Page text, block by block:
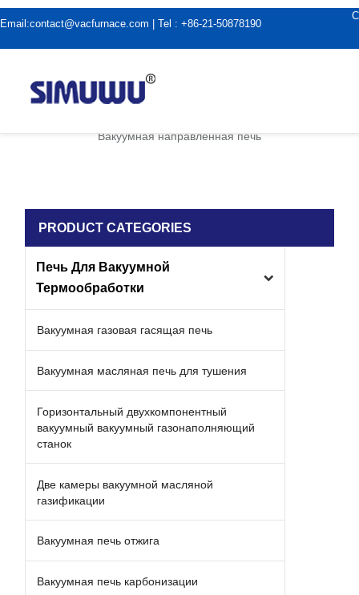
Email:contact@vacfurnace.com | Tel : +86-21-50878190
Вакуумная направленная печь
PRODUCT CATEGORIES
Печь Для Вакуумной
Термообработки
Вакуумная газовая гасящая печь
Вакуумная масляная печь для тушения
Горизонтальный двухкомпонентный
вакуумный вакуумный газонаполняющий
станок
Две камеры вакуумной масляной
газификации
Вакуумная печь отжига
Вакуумная печь карбонизации